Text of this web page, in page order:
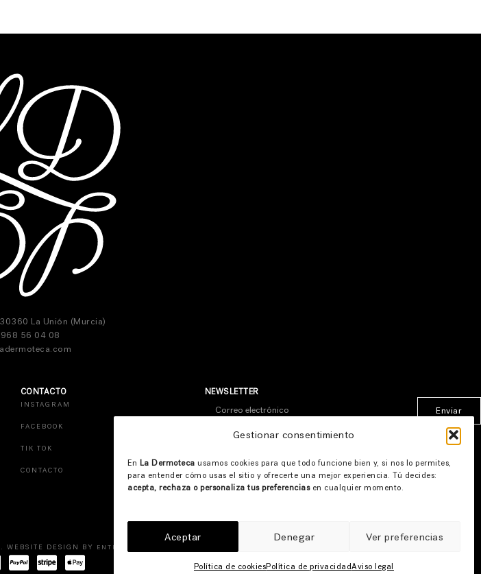
Gestionar consentimiento
En La Dermoteca usamos cookies para que todo funcione bien y, si nos lo permites,
para entender cómo usas el sitio y ofrecerte una mejor experiencia. Tú decides:
acepta, rechaza o personaliza tus preferenciasen cualquier momento.
Aceptar Denegar Ver preferencias
Política de cookiesPolítica de privacidadAviso legal
La Unión (Murcia)
56 04 08
CONTACTO
INSTAGRAM
FACEBOOK
TIK TOK
CONTACTO
NEWSLETTER
Enviar
WEBSITE DESIGN BY ENTREDOS